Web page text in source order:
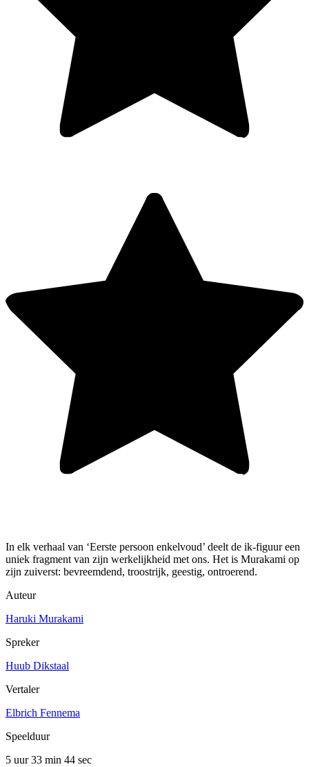
In elk verhaal van ‘Eerste persoon enkelvoud’ deelt de ik-figuur een
uniek fragment van zijn werkelijkheid met ons. Het is Murakami op
zijn zuiverst: bevreemdend, troostrijk, geestig, ontroerend.
Auteur
Haruki Murakami
Spreker
Huub Dikstaal
Vertaler
Elbrich Fennema
Speelduur
5 uur 33 min 44 sec